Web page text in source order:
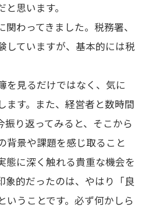
思います。
わってきました。税務署、
していますが、基本的には税
見るだけではなく、気に
ます。また、経営者と数時間
振り返ってみると、そこから
背景や課題を感じ取ること
態に深く触れる貴重な機会を
象的だったのは、やはり「良
いうことです。必ず何かしら